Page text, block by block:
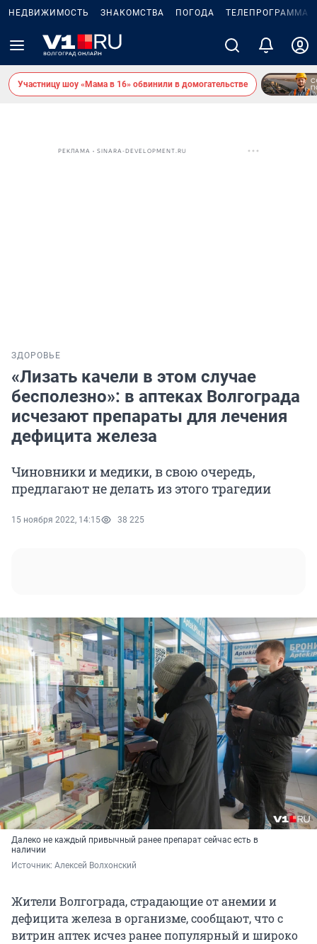
НЕДВИЖИМОСТЬ ЗНАКОМСТВА ПОГОДА ТЕЛЕПРОГРАММА
Участницу шоу «Мама в 16» обвинили в домогательстве
РЕКЛАМА • SINARA-DEVELOPMENT.RU
ЗДОРОВЬЕ
«Лизать качели в этом случае
бесполезно»: в аптеках Волгограда
исчезают препараты для лечения
дефицита железа
Чиновники и медики, в свою очередь,
предлагают не делать из этого трагедии
15 ноября 2022, 14:15 38 225
Далеко не каждый привычный ранее препарат сейчас есть в
наличии
Источник: Алексей Волхонский
Жители Волгограда, страдающие от анемии и
дефицита железа в организме, сообщают, что с
витрин аптек исчез ранее популярный и широко